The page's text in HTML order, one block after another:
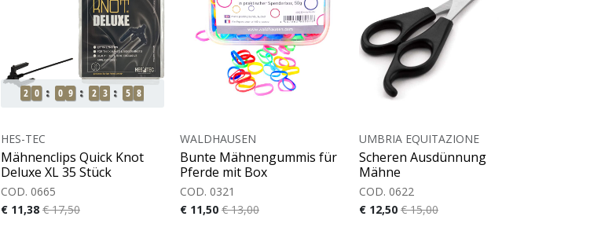
2 0 0 9 2 3 5 7
HES-TEC
Mähnenclips Quick Knot
Deluxe XL 35 Stück
COD. 0665
€ 11,38 € 17,50
WALDHAUSEN
Bunte Mähnengummis für
Pferde mit Box
COD. 0321
€ 11,50 € 13,00
UMBRIA EQUITAZIONE
Scheren Ausdünnung
Mähne
COD. 0622
€ 12,50 € 15,00